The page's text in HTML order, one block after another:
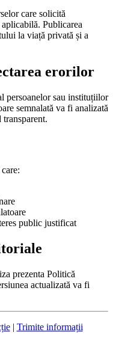
care solicită
Publicarea
la viață privată și a
erorilor
persoanelor sau instituțiilor
semnalată va fi analizată
public justificat
prezenta Politică
actualizată va fi
| Trimite informații